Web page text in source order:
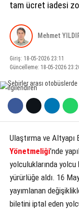
SAĞLIK
KÜLTÜR SANAT
tam ücret iadesi
Mehmet
Giriş: 18-05-2026 23:11
Güncelleme: 18-05-2026
Ulaştırma ve Altyapı
Yönetmeliği’nde
yolculuklarında yolcu
yürürlüğe aldı. 16
yayımlanan
biletini iptal eden